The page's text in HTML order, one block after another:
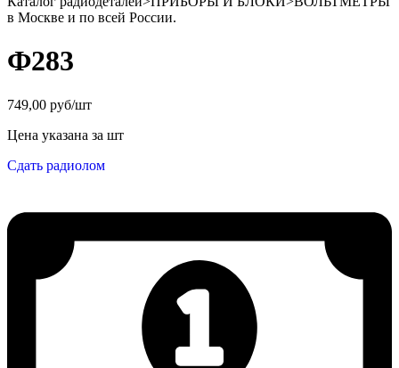
Ф283
749,00 руб/шт
Цена указана за шт
Сдать радиолом